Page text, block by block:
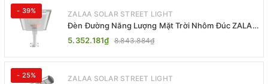
- 39% ZALAA SOLAR STREET LIGHT
Đèn Đường Năng Lượng Mặt Trời Nhôm Đúc ZALAA
ZL-BWH Cao Cấp IP65
5.352.181₫ 8.843.884₫
- 25% ZALAA SOLAR STREET LIGHT